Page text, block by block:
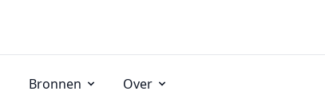
Bronnen Over